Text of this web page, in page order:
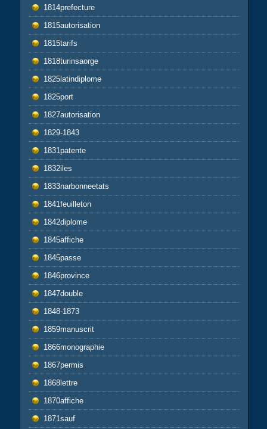
1814prefecture
1815autorisation
1815tarifs
1818turinsaorge
1825latindiplome
1825port
1827autorisation
1829-1843
1831patente
1832iles
1833narbonneetats
1841feuilleton
1842diplome
1845affiche
1845passe
1846province
1847double
1848-1873
1859manuscrit
1866monographie
1867permis
1868lettre
1870affiche
1871sauf